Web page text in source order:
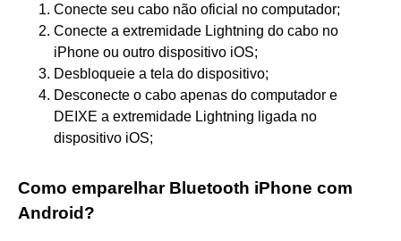
Conecte seu cabo não oficial no computador;
Conecte a extremidade Lightning do cabo no
iPhone ou outro dispositivo iOS;
Desbloqueie a tela do dispositivo;
Desconecte o cabo apenas do computador e
DEIXE a extremidade Lightning ligada no
dispositivo iOS;
Como emparelhar Bluetooth iPhone com
Android?